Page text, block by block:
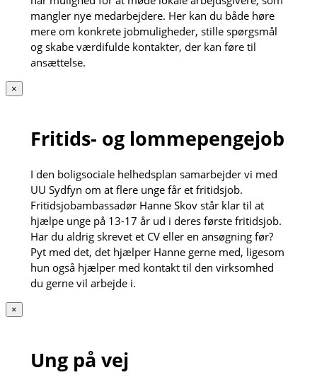
mangler nye medarbejdere. Her kan du både høre
mere om konkrete jobmuligheder, stille spørgsmål
og skabe værdifulde kontakter, der kan føre til
ansættelse.
×
Fritids- og lommepengejob
I den boligsociale helhedsplan samarbejder vi med
UU Sydfyn om at flere unge får et fritidsjob.
Fritidsjobambassadør Hanne Skov står klar til at
hjælpe unge på 13-17 år ud i deres første fritidsjob.
Har du aldrig skrevet et CV eller en ansøgning før?
Pyt med det, det hjælper Hanne gerne med, ligesom
hun også hjælper med kontakt til den virksomhed
du gerne vil arbejde i.
×
Ung på vej